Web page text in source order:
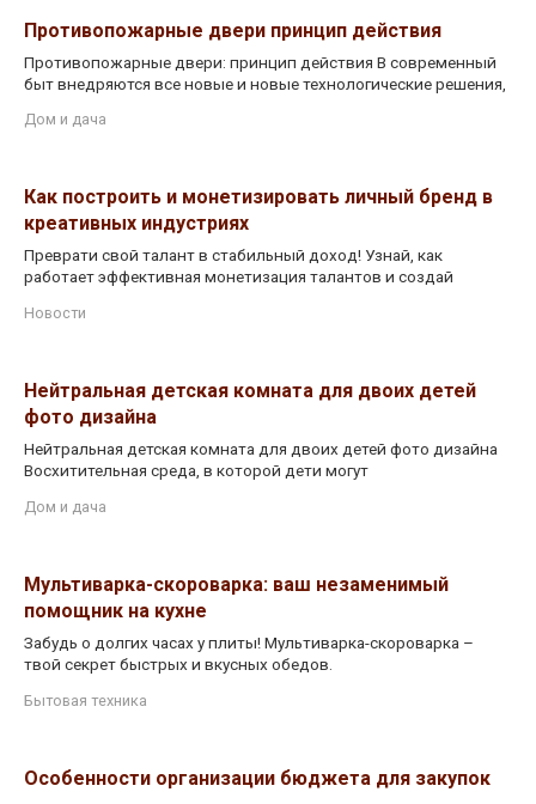
Противопожарные двери принцип действия
Противопожарные двери: принцип действия В современный
быт внедряются все новые и новые технологические решения,
Дом и дача
Как построить и монетизировать личный бренд в
креативных индустриях
Преврати свой талант в стабильный доход! Узнай, как
работает эффективная монетизация талантов и создай
Новости
Нейтральная детская комната для двоих детей
фото дизайна
Нейтральная детская комната для двоих детей фото дизайна
Восхитительная среда, в которой дети могут
Дом и дача
Мультиварка-скороварка: ваш незаменимый
помощник на кухне
Забудь о долгих часах у плиты! Мультиварка-скороварка –
твой секрет быстрых и вкусных обедов.
Бытовая техника
Особенности организации бюджета для закупок